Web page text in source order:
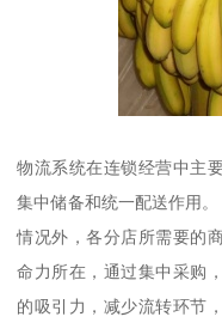
物流系统在连锁经营中主
集中储备和统一配送作用
情况外，各分店所需要的
命力所在，通过集中采购
的吸引力，减少流转环节